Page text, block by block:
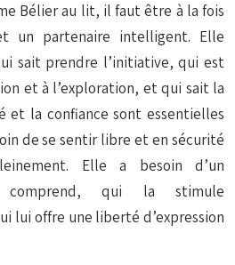
Bélier au lit, il faut être à la fois
un partenaire intelligent. Elle
sait prendre l’initiative, qui est
et à l’exploration, et qui sait la
et la confiance sont essentielles
de se sentir libre et en sécurité
Elle a besoin d’un
qui la stimule
lui offre une liberté d’expression